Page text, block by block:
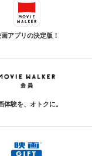
アプリの決定版！
体験を、オトクに。